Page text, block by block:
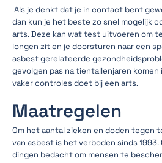
Als je denkt dat je in contact bent
dan kun je het beste zo snel mogelijk
arts. Deze kan wat test uitvoeren om
longen zit en je doorsturen naar een
asbest gerelateerde
gevolgen pas na tientallenjaren komen
vaker controles doet bij een arts.
Maatregelen
Om het aantal zieken en doden tegen
van asbest is het verboden sinds 1993.
dingen bedacht om mensen te